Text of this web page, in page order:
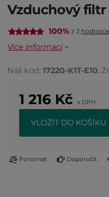
Vzduchový filtr
100% z 2
Více informací
Náš kód: 17220-K1T-E10,
1 216 Kč s DPH
VLOŽIT DO KOŠÍKU
Porovnat Doporučit